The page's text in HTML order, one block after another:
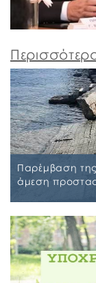
Παρέμβαση
άμεση
Την ανάγκη
των
φαινομένων
Αυλίδας,